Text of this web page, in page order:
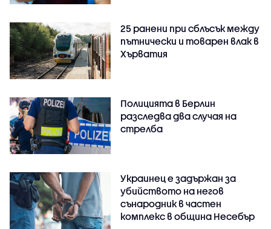
25 ранени при сблъсък между
пътнически и товарен влак в
Хърватия
Полицията в Берлин
разследва два случая на
стрелба
Украинец е задържан за
убийството на негов
сънародник в частен
комплекс в община Несебър